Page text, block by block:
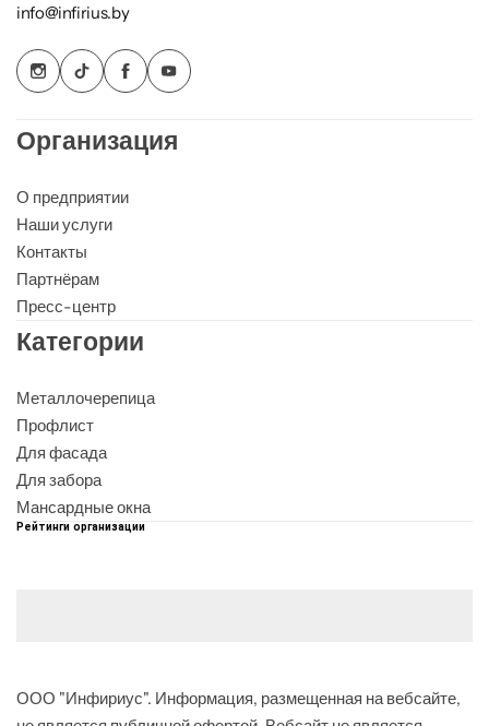
info@infirius.by
Организация
О предприятии
Наши услуги
Контакты
Партнёрам
Пресс-центр
Категории
Металлочерепица
Профлист
Для фасада
Для забора
Мансардные окна
Рейтинги организации
ООО "Инфириус". Информация, размещенная на вебсайте,